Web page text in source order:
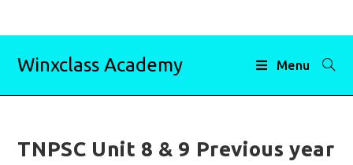
Winxclass Academy Menu
TNPSC Unit 8 & 9 Previous year